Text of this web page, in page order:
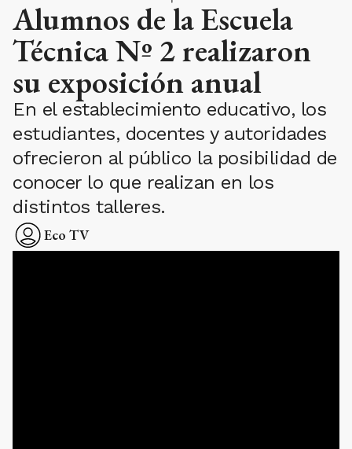
Alumnos de la Escuela
Técnica Nº 2 realizaron
su exposición anual
En el establecimiento educativo, los
estudiantes, docentes y autoridades
ofrecieron al público la posibilidad de
conocer lo que realizan en los
distintos talleres.
Eco TV